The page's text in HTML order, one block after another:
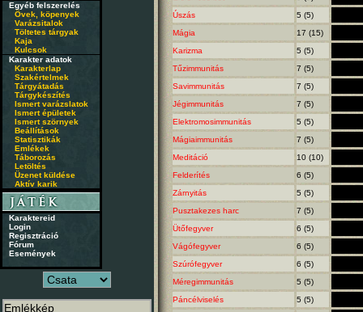
Egyéb felszerelés
Övek, köpenyek
Varázsitalok
Töltetes tárgyak
Kaja
Kulcsok
Karakter adatok
Karakterlap
Szakértelmek
Tárgyátadás
Tárgykészítés
Ismert varázslatok
Ismert épületek
Ismert szörnyek
Beállítások
Statisztikák
Emlékek
Táborozás
Letöltés
Üzenet küldése
Aktív karik
Karaktereid
Login
Regisztráció
Fórum
Események
Úszás
5 (5)
Mágia
17 (15)
Karizma
5 (5)
Tűzimmunitás
7 (5)
Savimmunitás
7 (5)
Jégimmunitás
7 (5)
Elektromosimmunitás
5 (5)
Mágiaimmunitás
7 (5)
Meditáció
10 (10)
Felderítés
6 (5)
Zárnyitás
5 (5)
Pusztakezes harc
7 (5)
Ütőfegyver
6 (5)
Vágófegyver
6 (5)
Szúrófegyver
6 (5)
Méregimmunitás
5 (5)
Páncélviselés
5 (5)